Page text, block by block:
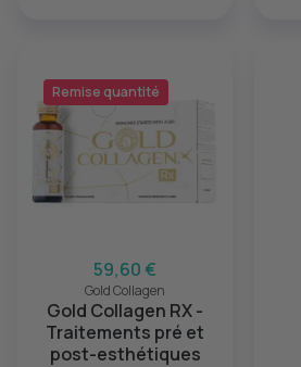
Remise quantité
59,60 €
Gold Collagen
Gold Collagen RX -
Traitements pré et
post-esthétiques